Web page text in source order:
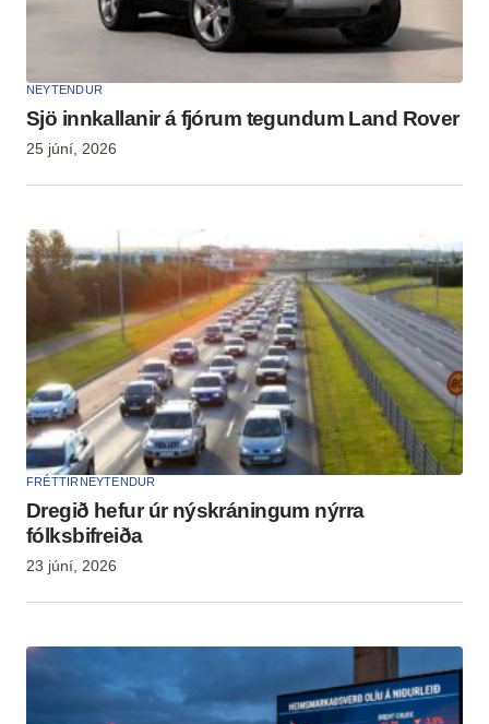
NEYTENDUR
Sjö innkallanir á fjórum tegundum Land Rover
25 júní, 2026
FRÉTTIR NEYTENDUR
Dregið hefur úr nýskráningum nýrra
fólksbifreiða
23 júní, 2026